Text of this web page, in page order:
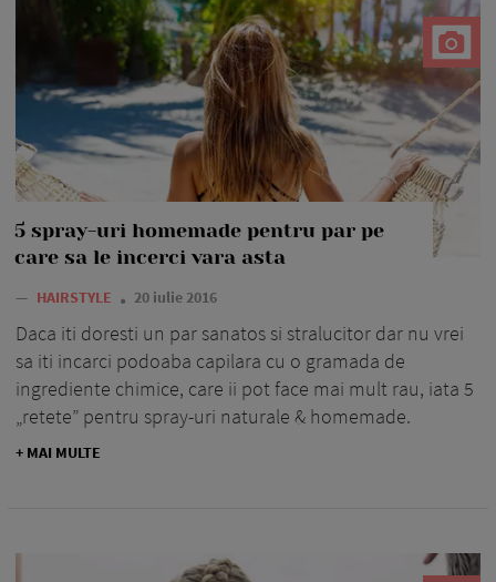
5 spray-uri homemade pentru par pe
care sa le incerci vara asta
— HAIRSTYLE 20 iulie 2016
Daca iti doresti un par sanatos si stralucitor dar nu vrei
sa iti incarci podoaba capilara cu o gramada de
ingrediente chimice, care ii pot face mai mult rau, iata 5
„retete” pentru spray-uri naturale & homemade.
+ MAI MULTE